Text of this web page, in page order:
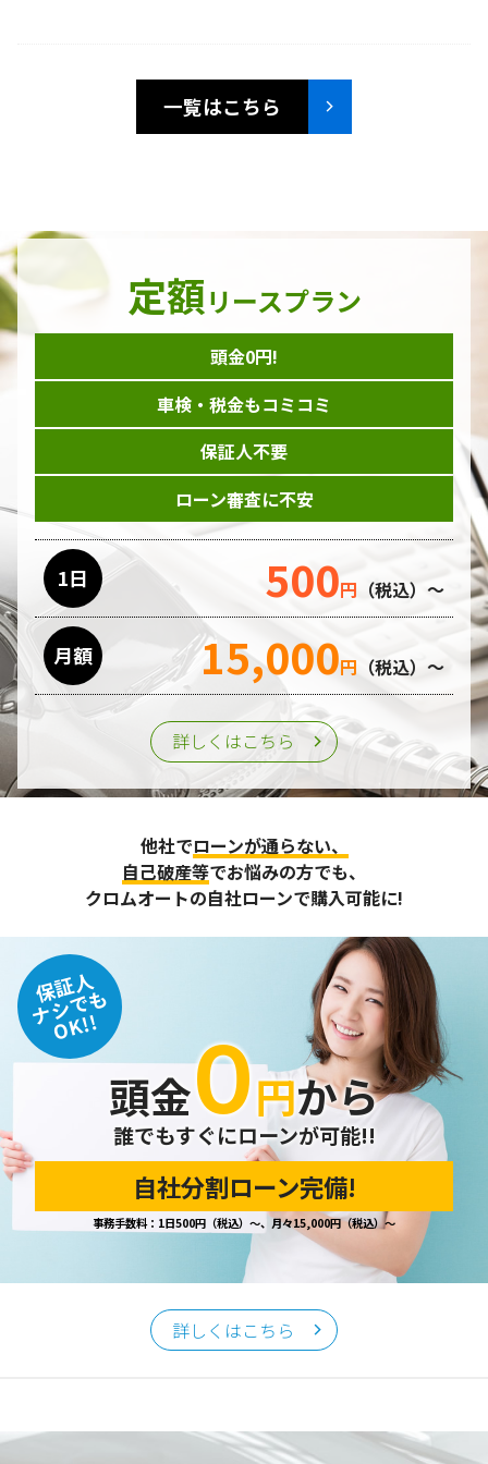
一覧はこちら
定額リースプラン
頭金0円!
車検・税金もコミコミ
保証人不要
ローン審査に不安
1日 500円 （税込）～
月額 15,000円 （税込）～
詳しくはこちら
他社でローンが通らない、
自己破産等でお悩みの方でも、
クロムオートの自社ローンで購入可能に!
保証人
ナシでも
OK!!
頭金０円から
誰でもすぐにローンが可能!!
自社分割ローン完備!
事務手数料：1日500円（税込）～、月々15,000円（税込）～
詳しくはこちら